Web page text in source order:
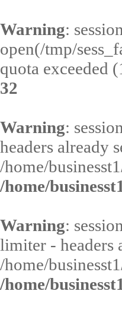
Warning:
open(/tmp/
quota exceeded
32
Warning:
headers already
/home/
/home/
Warning:
limiter - headers
/home/
/home/